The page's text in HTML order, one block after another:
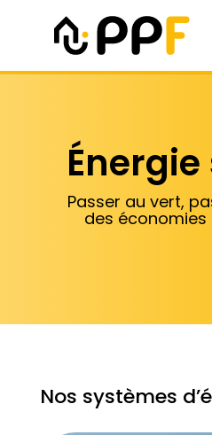
Passer au vert,
des économies
Nos systèmes